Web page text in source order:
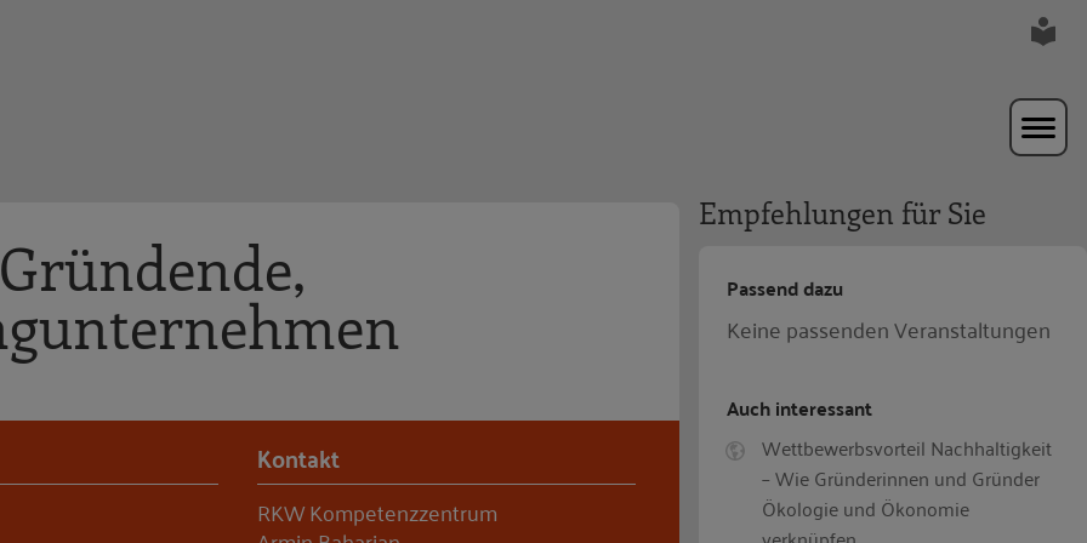
Kontakt
RKW Kompetenzzentrum
Empfehlungen für Sie
Passend dazu
Keine passenden Veranstaltungen
Auch interessant
Wettbewerbsvorteil Nachhaltigkeit
– Wie Gründerinnen und Gründer
Ökologie und Ökonomie